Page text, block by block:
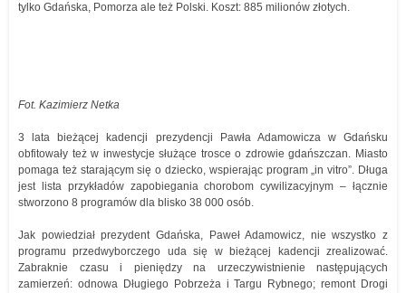
tylko Gdańska, Pomorza ale też Polski. Koszt: 885 milionów złotych.
Fot. Kazimierz Netka
3 lata bieżącej kadencji prezydencji Pawła Adamowicza w Gdańsku
obfitowały też w inwestycje służące trosce o zdrowie gdańszczan. Miasto
pomaga też starającym się o dziecko, wspierając program „in vitro”. Długa
jest lista przykładów zapobiegania chorobom cywilizacyjnym – łącznie
stworzono 8 programów dla blisko 38 000 osób.
Jak powiedział prezydent Gdańska, Paweł Adamowicz, nie wszystko z
programu przedwyborczego uda się w bieżącej kadencji zrealizować.
Zabraknie czasu i pieniędzy na urzeczywistnienie następujących
zamierzeń: odnowa Długiego Pobrzeża i Targu Rybnego; remont Drogi